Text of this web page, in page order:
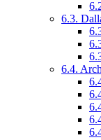
6.3.
6.4.